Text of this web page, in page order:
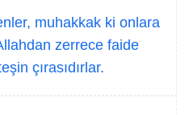
muhakkak ki onlara
zerrece faide
çırasıdırlar.